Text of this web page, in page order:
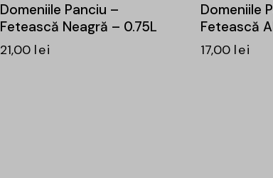
Domeniile Panciu –
Fetească Neagră – 0.75L
21,00 lei
Domeniile
Fetească
17,00 lei